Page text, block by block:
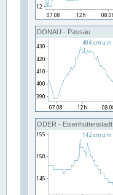
DONAU - Passau
ODER - Eisenhüttenstadt